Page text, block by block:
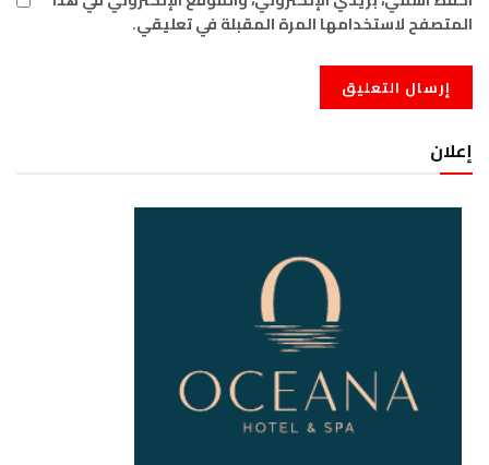
المتصفح لاستخدامها المرة المقبلة في تعليقي.
إعلان